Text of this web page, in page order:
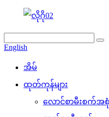
English
အိမ်
ထုတ်ကုန်များ
လောင်စာမီးစက်အစုံ